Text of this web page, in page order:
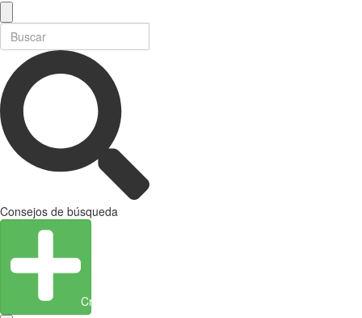
Consejos de búsqueda
Crear entidad